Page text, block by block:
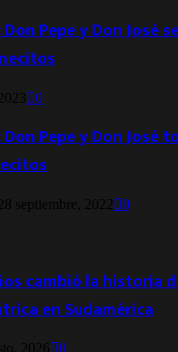
Pepe y Don José
0
Pepe y Don José
28 septiembre, 2022 0
cambió la historia
en Sudamérica
2026 0